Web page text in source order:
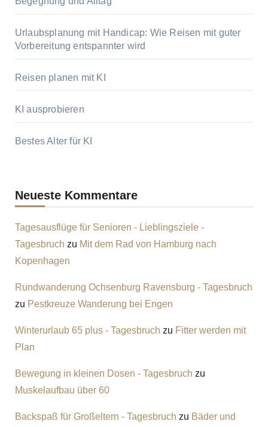
Urlaubsplanung mit Handicap: Wie Reisen mit guter
Vorbereitung entspannter wird
Reisen planen mit KI
KI ausprobieren
Bestes Alter für KI
Neueste Kommentare
Tagesausflüge für Senioren - Lieblingsziele -
Tagesbruch zu Mit dem Rad von Hamburg nach
Kopenhagen
Rundwanderung Ochsenburg Ravensburg - Tagesbruch
zu Pestkreuze Wanderung bei Engen
Winterurlaub 65 plus - Tagesbruch zu Fitter werden mit
Plan
Bewegung in kleinen Dosen - Tagesbruch zu
Muskelaufbau über 60
Backspaß für Großeltern - Tagesbruch zu Bäder und